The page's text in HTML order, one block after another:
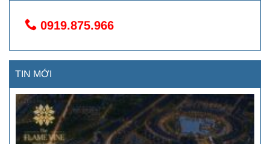
0919.875.966
TIN MỚI